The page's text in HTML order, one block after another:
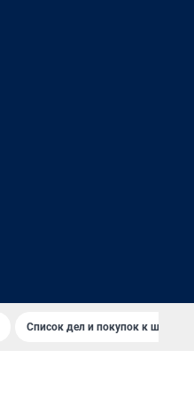
Список дел и покупок к школе